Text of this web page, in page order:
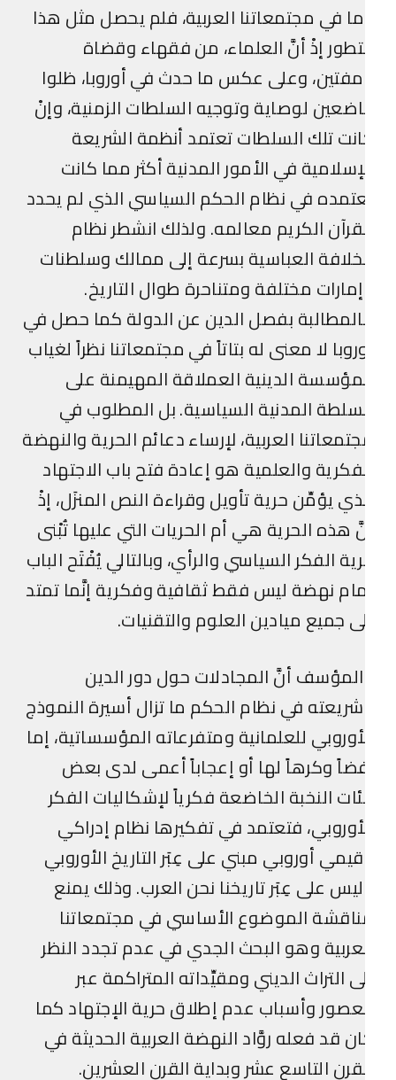
في مجتمعاتنا العربية، فلم يحصل مثل هذا
إذْ أنَّ العلماء، من فقهاء وقضاة
وعلى عكس ما حدث في أوروبا، ظلوا
لوصاية وتوجيه السلطات الزمنية، وإنْ
تلك السلطات تعتمد أنظمة الشريعة
في الأمور المدنية أكثر مما كانت
في نظام الحكم السياسي الذي لم يحدد
الكريم معالمه. ولذلك انشطر نظام
العباسية بسرعة إلى ممالك وسلطنات
مختلفة ومتناحرة طوال التاريخ.
بفصل الدين عن الدولة كما حصل في
لا معنى له بتاتاً في مجتمعاتنا نظراً لغياب
الدينية العملاقة المهيمنة على
المدنية السياسية. بل المطلوب في
العربية، لإرساء دعائم الحرية والنهضة
والعلمية هو إعادة فتح باب الاجتهاد
يؤمِّن حرية تأويل وقراءة النص المنزَل، إذْ
هذه الحرية هي أم الحريات التي عليها تُبْنى
الفكر السياسي والرأي، وبالتالي يُفْتَح الباب
نهضة ليس فقط ثقافية وفكرية إنَّما تمتد
جميع ميادين العلوم والتقنيات.
أنَّ المجادلات حول دور الدين
في نظام الحكم ما تزال أسيرة النموذج
للعلمانية ومتفرعاته المؤسساتية، إما
وكرهاً لها أو إعجاباً أعمى لدى بعض
النخبة الخاضعة فكرياً لإشكاليات الفكر
فتعتمد في تفكيرها نظام إدراكي
أوروبي مبني على عِبَر التاريخ الأوروبي
على عِبَر تاريخنا نحن العرب. وذلك يمنع
الموضوع الأساسي في مجتمعاتنا
وهو البحث الجدي في عدم تجدد النظر
التراث الديني ومقيِّداته المتراكمة عبر
وأسباب عدم إطلاق حرية الإجتهاد كما
قد فعله روَّاد النهضة العربية الحديثة في
التاسع عشر وبداية القرن العشرين.